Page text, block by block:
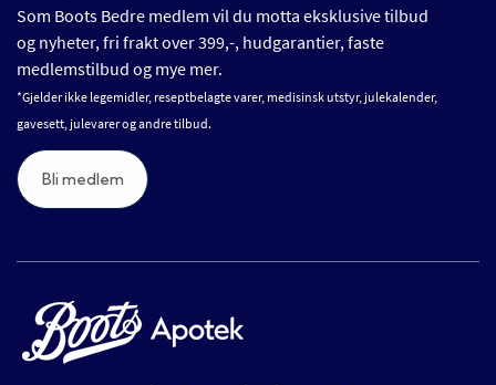
Som Boots Bedre medlem vil du motta eksklusive tilbud
og nyheter, fri frakt over 399,-, hudgarantier, faste
medlemstilbud og mye mer.
*Gjelder ikke legemidler, reseptbelagte varer, medisinsk utstyr, julekalender,
gavesett, julevarer og andre tilbud.
Bli medlem